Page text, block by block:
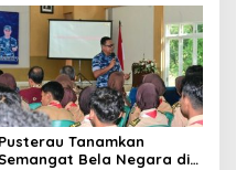
Arhanud
Pusterau Tanamkan
Semangat Bela Negara di